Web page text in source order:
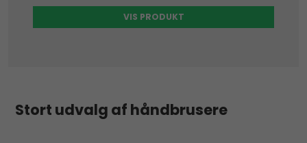
VIS PRODUKT
Stort udvalg af håndbrusere